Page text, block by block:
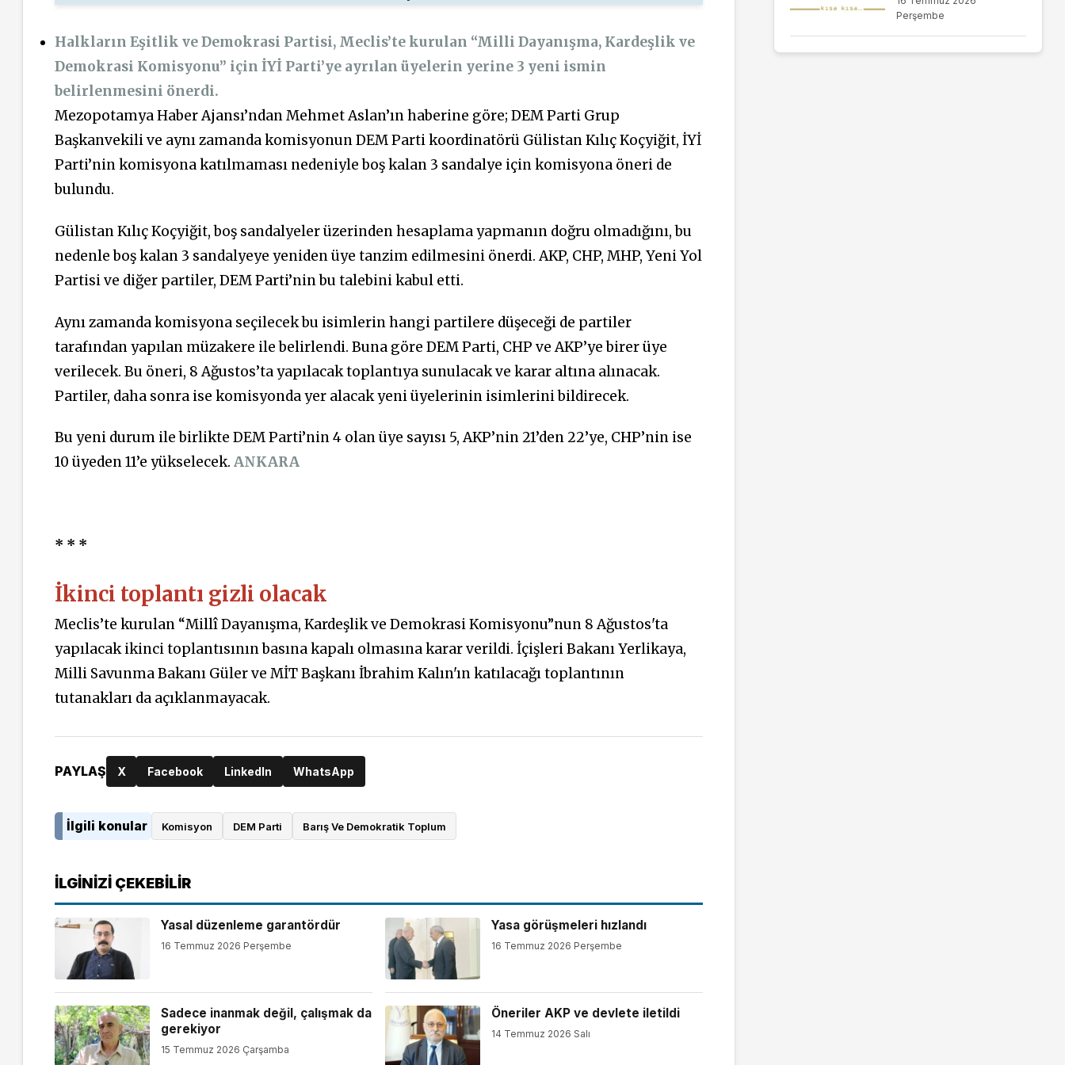
Halkların Eşitlik ve Demokrasi Partisi, Meclis’te kurulan “Milli Dayanışma, Kardeşlik ve
Demokrasi Komisyonu” için İYİ Parti’ye ayrılan üyelerin yerine 3 yeni ismin
belirlenmesini önerdi.
Mezopotamya Haber Ajansı’ndan Mehmet Aslan’ın haberine göre; DEM Parti Grup
Başkanvekili ve aynı zamanda komisyonun DEM Parti koordinatörü Gülistan Kılıç Koçyiğit, İYİ
Parti’nin komisyona katılmaması nedeniyle boş kalan 3 sandalye için komisyona öneri de
bulundu.
Gülistan Kılıç Koçyiğit, boş sandalyeler üzerinden hesaplama yapmanın doğru olmadığını, bu
nedenle boş kalan 3 sandalyeye yeniden üye tanzim edilmesini önerdi. AKP, CHP, MHP, Yeni Yol
Partisi ve diğer partiler, DEM Parti’nin bu talebini kabul etti.
Aynı zamanda komisyona seçilecek bu isimlerin hangi partilere düşeceği de partiler
tarafından yapılan müzakere ile belirlendi. Buna göre DEM Parti, CHP ve AKP’ye birer üye
verilecek. Bu öneri, 8 Ağustos’ta yapılacak toplantıya sunulacak ve karar altına alınacak.
Partiler, daha sonra ise komisyonda yer alacak yeni üyelerinin isimlerini bildirecek.
Bu yeni durum ile birlikte DEM Parti’nin 4 olan üye sayısı 5, AKP’nin 21’den 22’ye, CHP’nin ise
10 üyeden 11’e yükselecek. ANKARA
* * *
İkinci toplantı gizli olacak
Meclis’te kurulan “Millî Dayanışma, Kardeşlik ve Demokrasi Komisyonu”nun 8 Ağustos'ta
yapılacak ikinci toplantısının basına kapalı olmasına karar verildi. İçişleri Bakanı Yerlikaya,
Milli Savunma Bakanı Güler ve MİT Başkanı İbrahim Kalın'ın katılacağı toplantının
tutanakları da açıklanmayacak.
PAYLAŞ X Facebook LinkedIn WhatsApp
İlgili konular Komisyon DEM Parti Barış Ve Demokratik Toplum
İLGINIZI ÇEKEBILIR
Yasal düzenleme garantördür
16 Temmuz 2026 Perşembe
Yasa görüşmeleri hızlandı
16 Temmuz 2026 Perşembe
Sadece inanmak değil, çalışmak da
gerekiyor
15 Temmuz 2026 Çarşamba
Öneriler AKP ve devlete iletildi
14 Temmuz 2026 Salı
Perşembe